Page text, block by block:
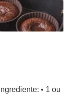
Ingrediente: • 1 ou